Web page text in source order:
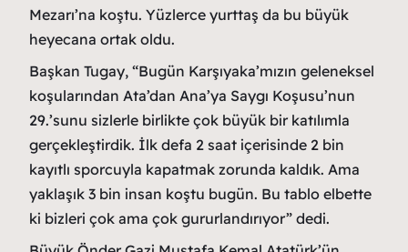
Mezarı’na koştu. Yüzlerce yurttaş da bu büyük
heyecana ortak oldu.
Başkan Tugay, “Bugün Karşıyaka’mızın geleneksel
koşularından Ata’dan Ana’ya Saygı Koşusu’nun
29.’sunu sizlerle birlikte çok büyük bir katılımla
gerçekleştirdik. İlk defa 2 saat içerisinde 2 bin
kayıtlı sporcuyla kapatmak zorunda kaldık. Ama
yaklaşık 3 bin insan koştu bugün. Bu tablo elbette
ki bizleri çok ama çok gururlandırıyor” dedi.